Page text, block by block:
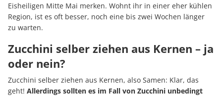
Eisheiligen Mitte Mai merken. Wohnt ihr in einer eher kühlen
Region, ist es oft besser, noch eine bis zwei Wochen länger
zu warten.
Zucchini selber ziehen aus Kernen – ja
oder nein?
Zucchini selber ziehen aus Kernen, also Samen: Klar, das
geht! Allerdings sollten es im Fall von Zucchini unbedingt